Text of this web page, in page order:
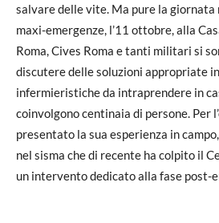
salvare delle vite. Ma pure la giornata
maxi-emergenze, l’11 ottobre, alla
Roma, Cives Roma e tanti militari si
discutere delle soluzioni appropriate
infermieristiche da intraprendere in
coinvolgono centinaia di persone. Per
presentato la sua esperienza in
nel sisma che di recente ha colpito il
un intervento dedicato alla fase post-